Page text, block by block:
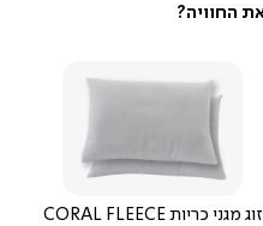
זוג מגני כריות CORAL FLEECE